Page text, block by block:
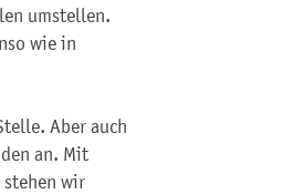
umstellen.
wie in
Aber auch
an. Mit
wir